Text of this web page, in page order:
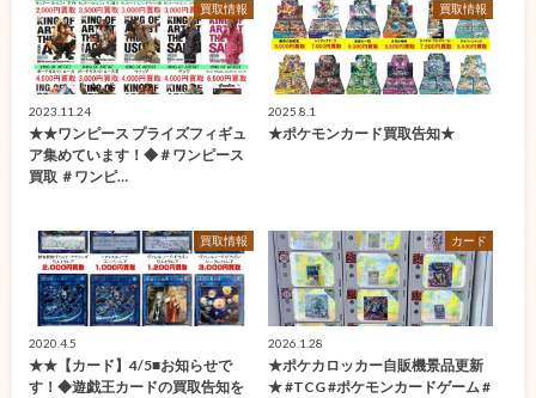
買取情報
2023.11.24
★★ワンピース プライズフィギュ
ア集めています！◆＃ワンピース
買取 ＃ワンピ…
買取情報
2025.8.1
★ポケモンカード買取告知★
買取情報
2020.4.5
★★【カード】4/5■お知らせで
す！◆遊戯王カードの買取告知を
カード
2026.1.28
★ポケカロッカー自販機景品更新
★ #TCG #ポケモンカードゲーム #